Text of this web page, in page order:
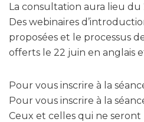
La consultation aura lieu du
Des webinaires
proposées et le processus
offerts le 22 juin en anglais
Pour vous inscrire à la
Pour vous inscrire à la
Ceux et celles qui ne seront